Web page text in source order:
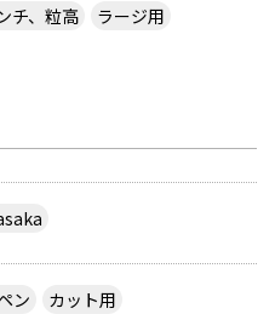
チ、粒高 ラージ用
ン
カット用